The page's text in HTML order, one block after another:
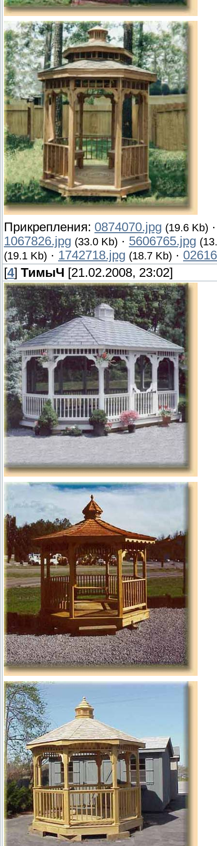
Прикрепления: 0874070.jpg (19.6 Kb)
1067826.jpg (33.0 Kb) · 5606765.jpg
(19.1 Kb) · 1742718.jpg (18.7 Kb) ·
[4] ТимыЧ [21.02.2008, 23:02]